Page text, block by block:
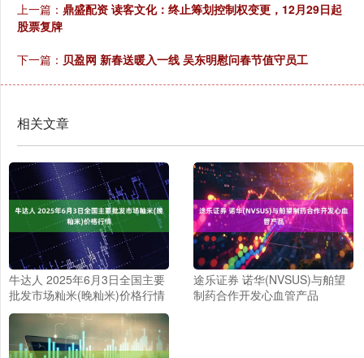
上一篇： 鼎盛配资 读客文化：终止筹划控制权变更，12月29日起
股票复牌
下一篇： 贝盈网 新春送暖入一线 吴东明慰问春节值守员工
相关文章
牛达人 2025年6月3日全国主要
批发市场籼米(晚籼米)价格行情
途乐证券 诺华(NVSUS)与舶望
制药合作开发心血管产品